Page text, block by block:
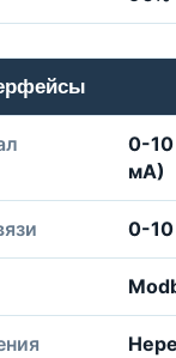
0-
мА)
0-